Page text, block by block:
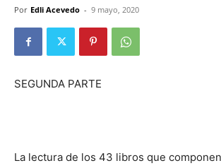
Por Edli Acevedo - 9 mayo, 2020
SEGUNDA PARTE
La lectura de los 43 libros que